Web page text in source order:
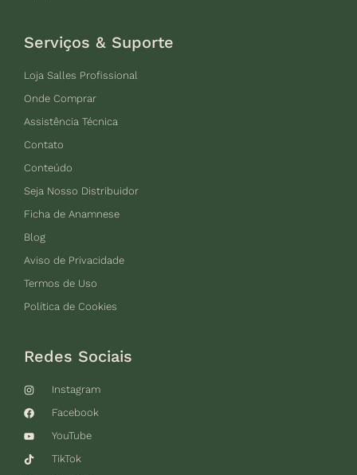
Serviços & Suporte
Loja Salles Profissional
Onde Comprar
Assistência Técnica
Contato
Conteúdo
Seja Nosso Distribuidor
Ficha de Anamnese
Blog
Aviso de Privacidade
Termos de Uso
Política de Cookies
Redes Sociais
Instagram
Facebook
YouTube
TikTok